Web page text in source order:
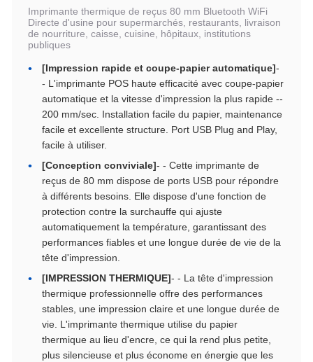
Imprimante thermique de reçus 80 mm Bluetooth WiFi
Directe d'usine pour supermarchés, restaurants, livraison
de nourriture, caisse, cuisine, hôpitaux, institutions
publiques
[Impression rapide et coupe-papier automatique]-
- L'imprimante POS haute efficacité avec coupe-papier
automatique et la vitesse d'impression la plus rapide --
200 mm/sec. Installation facile du papier, maintenance
facile et excellente structure. Port USB Plug and Play,
facile à utiliser.
[Conception conviviale]- - Cette imprimante de
reçus de 80 mm dispose de ports USB pour répondre
à différents besoins. Elle dispose d'une fonction de
protection contre la surchauffe qui ajuste
automatiquement la température, garantissant des
performances fiables et une longue durée de vie de la
tête d'impression.
[IMPRESSION THERMIQUE]- - La tête d'impression
thermique professionnelle offre des performances
stables, une impression claire et une longue durée de
vie. L'imprimante thermique utilise du papier
thermique au lieu d'encre, ce qui la rend plus petite,
plus silencieuse et plus économe en énergie que les